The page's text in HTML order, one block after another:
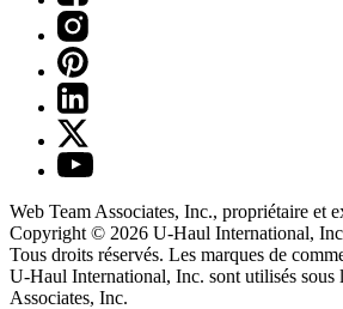
Web Team Associates, Inc., propriétaire et
Copyright © 2026 U-Haul International,
Tous droits réservés. Les marques de
U-Haul International, Inc. sont utilisés sous
Associates, Inc.